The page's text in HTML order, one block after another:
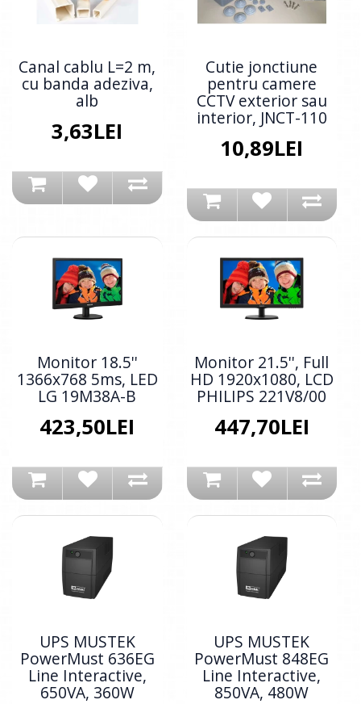
Canal cablu L=2 m,
cu banda adeziva,
alb
3,63LEI
Cutie jonctiune
pentru camere
CCTV exterior sau
interior, JNCT-110
10,89LEI
Monitor 18.5''
1366x768 5ms, LED
LG 19M38A-B
423,50LEI
Monitor 21.5'', Full
HD 1920x1080, LCD
PHILIPS 221V8/00
447,70LEI
UPS MUSTEK
PowerMust 636EG
Line Interactive,
650VA, 360W
UPS MUSTEK
PowerMust 848EG
Line Interactive,
850VA, 480W